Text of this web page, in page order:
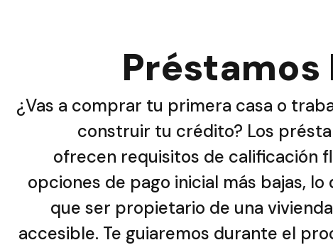
Préstamos
¿Vas a comprar tu primera casa o
construir tu crédito? Los
ofrecen requisitos de calificación
opciones de pago inicial más bajas, lo
que ser propietario de una
accesible. Te guiaremos durante el